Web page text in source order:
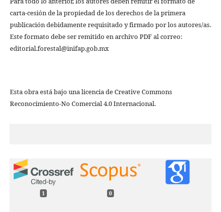
carta-cesión de la propiedad de los derechos de la primera
publicación debidamente requisitado y firmado por los autores/as.
Este formato debe ser remitido en archivo PDF al correo:
editorial.forestal@inifap.gob.mx
Esta obra está bajo una licencia de Creative Commons
Reconocimiento-No Comercial 4.0 Internacional.
1 0